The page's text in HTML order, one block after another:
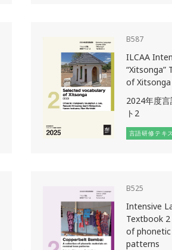
B587
ILCAA
“Xitsonga”
of Xitsonga
2024年度
ト2
言語研修テキ
B525
Intensive
Textbook
of
patterns